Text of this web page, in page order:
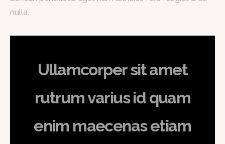
nulla.
Ullamcorper sit amet
rutrum varius id quam
enim maecenas etiam